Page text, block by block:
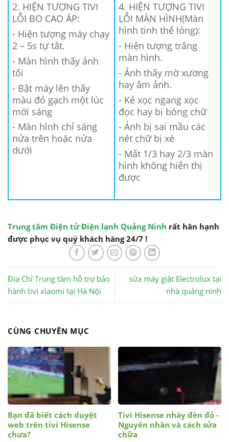
2. HIỆN TƯỢNG TIVI
LỖI BO CAO ÁP:
- Hiện tượng máy chạy
2 – 5s tự tắt.
- Màn hình thấy ảnh
tối
- Bật máy lên thấy
màu đỏ gạch một lúc
mới sáng
- Màn hình chỉ sáng
nửa trên hoặc nửa
dưới
4. HIỆN TƯỢNG TIVI
LỖI MÀN HÌNH(Màn
hình tinh thể lỏng):
- Hiện tượng trắng
màn hình.
- Ảnh thấy mờ xương
hay âm ảnh.
- Kẻ xọc ngang xọc
đọc hay bị bóng chữ
- Ảnh bị sai mầu các
nét chữ bị xé
- Mất 1/3 hay 2/3 màn
hình không hiển thị
được
Trung tâm Điện tử Điện lạnh Quảng Ninh rất hân hạnh
được phục vụ quý khách hàng 24/7 !
Địa Chỉ Trung tâm hỗ trợ bảo
hành tivi xiaomi tại Hà Nội
sửa máy giặt Electrolux tại
nhà quảng ninh
CÙNG CHUYÊN MỤC
Bạn đã biết cách duyệt
web trên tivi Hisense
chưa?
Tivi Hisense nháy đèn đỏ -
Nguyên nhân và cách sửa
chữa